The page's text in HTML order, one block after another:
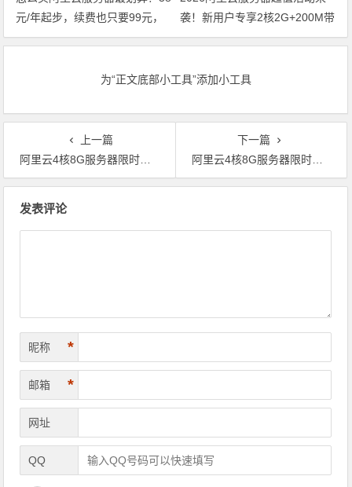
元/年起步，续费也只要99元，
这份省钱攻略请收好
袭！新用户专享2核2G+200M带
宽配置，低至38元/年！领代金
为“正文底部小工具”添加小工具
上一篇
阿里云4核8G服务器限时钜惠！通用算力型u2i实例年付仅1252.63元起（1M带宽），三大热门实例同步开启3折起深度折扣，企业级性能触手可及！领代金券
下一篇
阿里云4核8G服务器限时钜惠！通用算力型u2i实例年付仅1252.63元起（1M带宽），三大热门实例同步开启3折起深度折扣，企业级性能触手可及！领代金券
发表评论
昵称 *
邮箱 *
网址
QQ